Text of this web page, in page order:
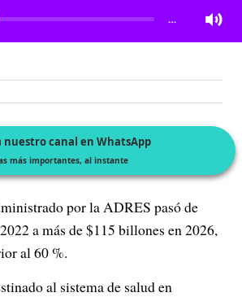
…
nuestro canal en WhatsApp
más importantes, al instante
por la ADRES pasó de
a más de $115 billones en 2026,
al 60 %.
al sistema de salud en